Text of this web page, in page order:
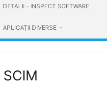
DETALII – INSPECT SOFTWARE
APLICAȚII DIVERSE
SCIM